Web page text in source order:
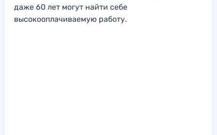
даже 60 лет могут найти себе
высокооплачиваемую работу.